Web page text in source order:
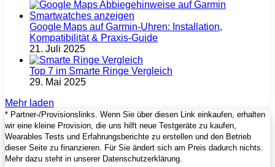
Google Maps auf Garmin‑Uhren: Installation,
Kompatibilität & Praxis‑Guide
21. Juli 2025
Top 7 im Smarte Ringe Vergleich
29. Mai 2025
Mehr laden
* Partner-/Provisionslinks. Wenn Sie über diesen Link einkaufen, erhalten
wir eine kleine Provision, die uns hilft neue Testgeräte zu kaufen,
Wearables Tests und Erfahrungsberichte zu erstellen und den Betrieb
dieser Seite zu finanzieren. Für Sie ändert sich am Preis dadurch nichts.
Mehr dazu steht in unserer Datenschutzerklärung.